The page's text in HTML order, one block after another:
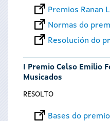
Premios Ranan
Normas do
Resolución do
I Premio Celso Emilio
Musicados
RESOLTO
Bases do premio